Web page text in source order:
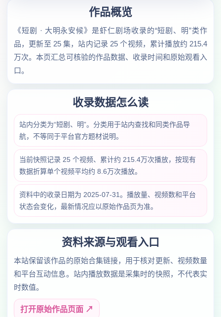
作品概览
《短剧 · 大明永安候》是虾仁剧场收录的“短剧、明”类作
品，更新至 25 集，站内记录 25 个视频，累计播放约 215.4
万次。本页汇总可核验的作品数据、收录时间和原始观看入
口。
收录数据怎么读
站内分类为“短剧、明”。分类用于站内查找和同类作品导
航，不等同于平台官方题材说明。
当前快照记录 25 个视频、累计约 215.4万次播放，按现有
数据折算单个视频平均约 8.6万次播放。
资料中的收录日期为 2025-07-31。播放量、视频数和平台
状态会变化，最新情况应以原始作品页为准。
资料来源与观看入口
本站保留该作品的原始合集链接，用于核对更新、视频数量
和平台互动信息。站内播放数据是采集时的快照，不代表实
时数值。
打开原始作品页面 ↗